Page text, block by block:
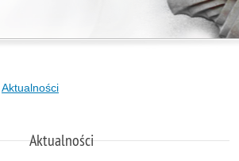
Aktualności
Aktualności